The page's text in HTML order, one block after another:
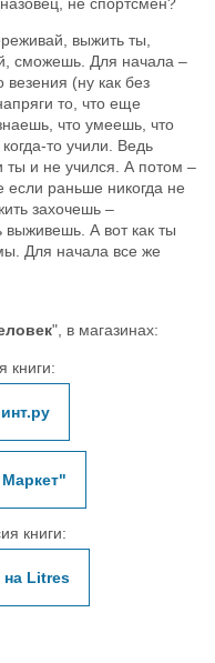
выжить ты,
сможешь. Для начала –
везения (ну как без
то, что еще
что умеешь, что
то учили. Ведь
ты и не учился. А потом –
если раньше никогда не
захочешь –
А вот как ты
Для начала все же
", в магазинах:
книги:
книги:
на Litres